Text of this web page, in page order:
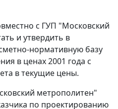
с ГУП "Московский
и утвердить в
нормативную базу
в ценах 2001 года с
в текущие цены.
метрополитен"
по проектированию